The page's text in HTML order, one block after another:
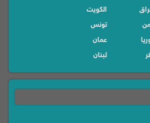
الكويت
تونس
عمان
لبنان
موريتانيا